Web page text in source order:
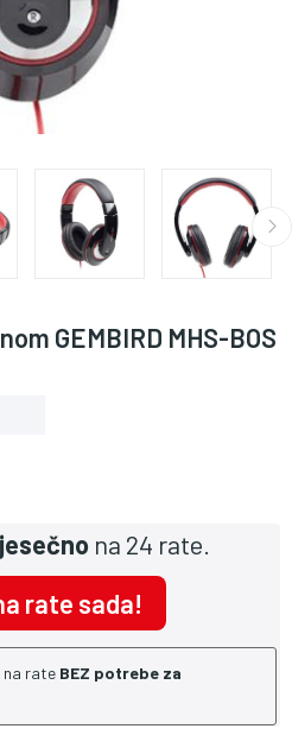
GEMBIRD MHS-BOS
na 24 rate.
rate sada!
na rate BEZ potrebe za